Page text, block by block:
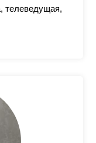
телеведущая,